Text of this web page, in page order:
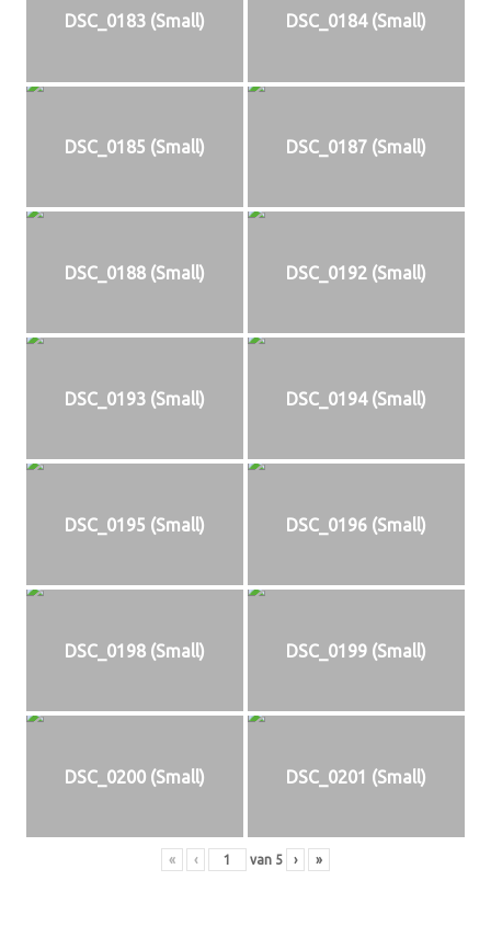
DSC_0183 (Small) DSC_0184 (Small)
DSC_0185 (Small) DSC_0187 (Small)
DSC_0188 (Small) DSC_0192 (Small)
DSC_0193 (Small) DSC_0194 (Small)
DSC_0195 (Small) DSC_0196 (Small)
DSC_0198 (Small) DSC_0199 (Small)
DSC_0200 (Small) DSC_0201 (Small)
« ‹ van 5 › »